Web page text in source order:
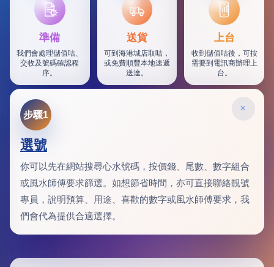
準備
我們會處理儲值咭、
交收及號碼確認程
序。
SF
送貨
可到海港城店取咭，
或免費順豐本地速遞
送達。
上台
收到儲值咭後，可按
需要到電訊商辦理上
台。
×
步驟1
選號
你可以先在網站搜尋心水號碼，按價錢、尾數、數字組合
或風水師傅要求篩選。如想節省時間，亦可直接聯絡靚號
專員，說明預算、用途、喜歡的數字或風水師傅要求，我
們會代為提供合適選擇。